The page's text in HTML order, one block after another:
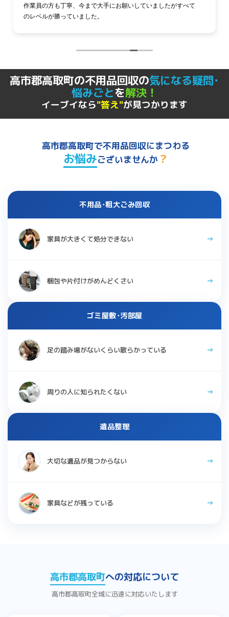
作業員の方も丁寧、今まで大手にお願いしていましたがすべて
のレベルが勝っていました。
高市郡高取町の不用品回収の気になる疑問･
悩みごとを解決！
イーブイなら"答え"が見つかります
高市郡高取町で不用品回収にまつわる
お悩みございませんか ？
不用品･粗大ごみ回収
家具が大きくて処分できない
梱包や片付けがめんどくさい
ゴミ屋敷･汚部屋
足の踏み場がないくらい散らかっている
周りの人に知られたくない
遺品整理
大切な遺品が見つからない
家具などが残っている
高市郡高取町への対応について
高市郡高取町全域に迅速に対応いたします